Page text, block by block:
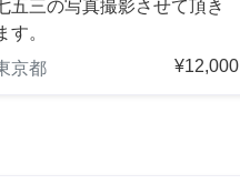
五三の写真撮影させて頂き
す。
京都
¥12,000